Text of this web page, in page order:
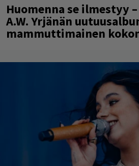
Huomenna se ilmestyy
A.W. Yrjänän
mammuttimainen